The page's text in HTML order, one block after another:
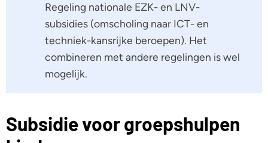
Regeling nationale EZK- en LNV-
subsidies (omscholing naar ICT- en
techniek-kansrijke beroepen). Het
combineren met andere regelingen is wel
mogelijk.
Subsidie voor groepshulpen